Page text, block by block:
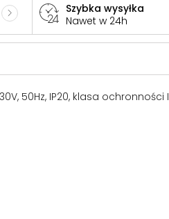
Szybka wysyłka
Nawet w 24h
50Hz, IP20, klasa ochronności I